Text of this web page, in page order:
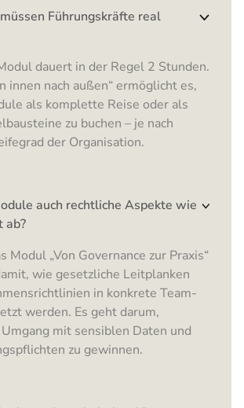
Führungskräfte real
dauert in der Regel 2 Stunden.
innen nach außen“ ermöglicht es,
als komplette Reise oder als
zu buchen – je nach
der Organisation.
auch rechtliche Aspekte wie
ab?
Modul „Von Governance zur Praxis“
wie gesetzliche Leitplanken
in konkrete Team-
werden. Es geht darum,
mit sensiblen Daten und
zu gewinnen.